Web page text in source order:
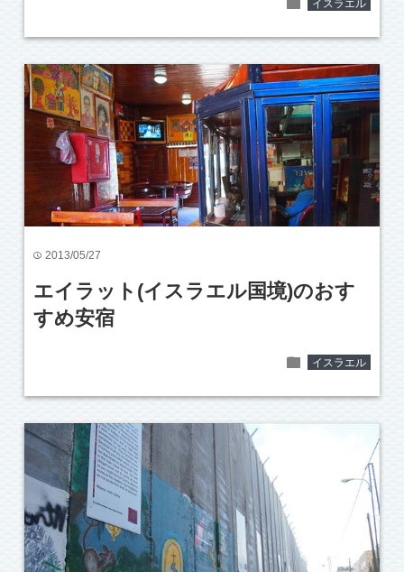
イスラエル
time 2013/05/27
エイラット(イスラエル国境)のおす
すめ安宿
folder イスラエル